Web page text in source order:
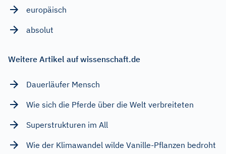
europäisch
absolut
Weitere Artikel auf wissenschaft.de
Dauerläufer Mensch
Wie sich die Pferde über die Welt verbreiteten
Superstrukturen im All
Wie der Klimawandel wilde Vanille-Pflanzen bedroht